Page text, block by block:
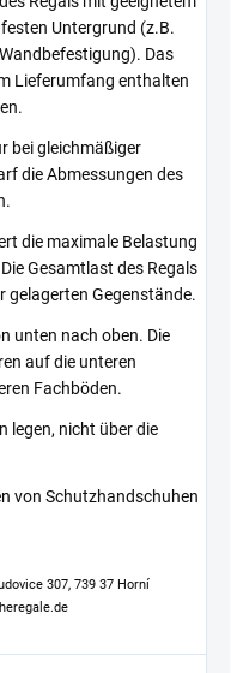
Untergrund (z.B.
Das
Lieferumfang enthalten
bei gleichmäßiger
die Abmessungen des
die maximale Belastung
Gesamtlast des Regals
gelagerten Gegenstände.
unten nach oben. Die
auf die unteren
Fachböden.
legen, nicht über die
von Schutzhandschuhen
307, 739 37 Horní